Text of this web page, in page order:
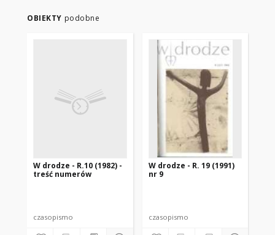
OBIEKTY podobne
W drodze - R.10 (1982) -
treść numerów
czasopismo
W drodze - R. 19 (1991)
nr 9
czasopismo